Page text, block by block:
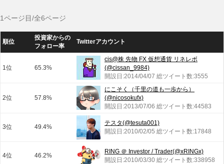
1ページ目/全6ページ
順位
投資家からの
フォロー率
Twitterアカウント
1位 65.3%
cis@株 先物 FX 仮想通貨 リネレボ
(@cissan_9984)
開設日:2014/04/07 総ツイート数:3555
2位 57.8%
にこそく（千里の道も一歩から）
(@nicosokufx)
開設日:2013/07/06 総ツイート数:44583
3位 49.4%
テスタ(@tesuta001)
開設日:2010/02/05 総ツイート数:17848
4位 46.2%
RING ＠ Investor / Trader(@xRINGx)
開設日:2010/03/30 総ツイート数:338958